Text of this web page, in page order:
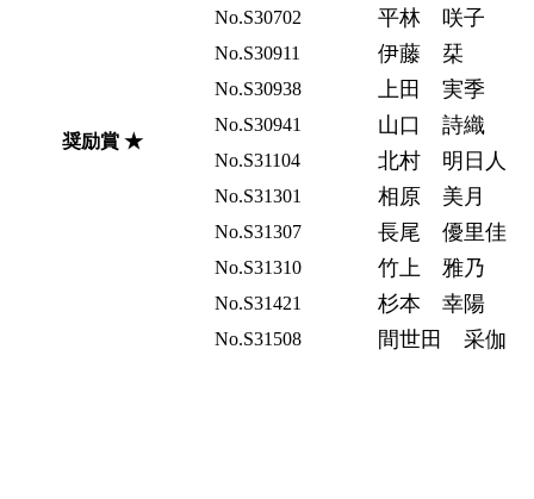
奨励賞 ★
No.S30702 平林 咲子
No.S30911 伊藤 栞
No.S30938 上田 実季
No.S30941 山口 詩織
No.S31104 北村 明日人
No.S31301 相原 美月
No.S31307 長尾 優里佳
No.S31310 竹上 雅乃
No.S31421 杉本 幸陽
No.S31508 間世田 采伽